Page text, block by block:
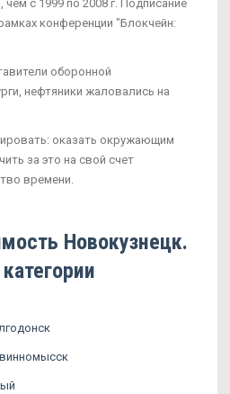
с 1999 по 2008 г. Подписание
конференции "Блокчейн:
оборонной
нефтяники жаловались на
оказать окружающим
за это на свой счет
времени.
Новокузнецк.